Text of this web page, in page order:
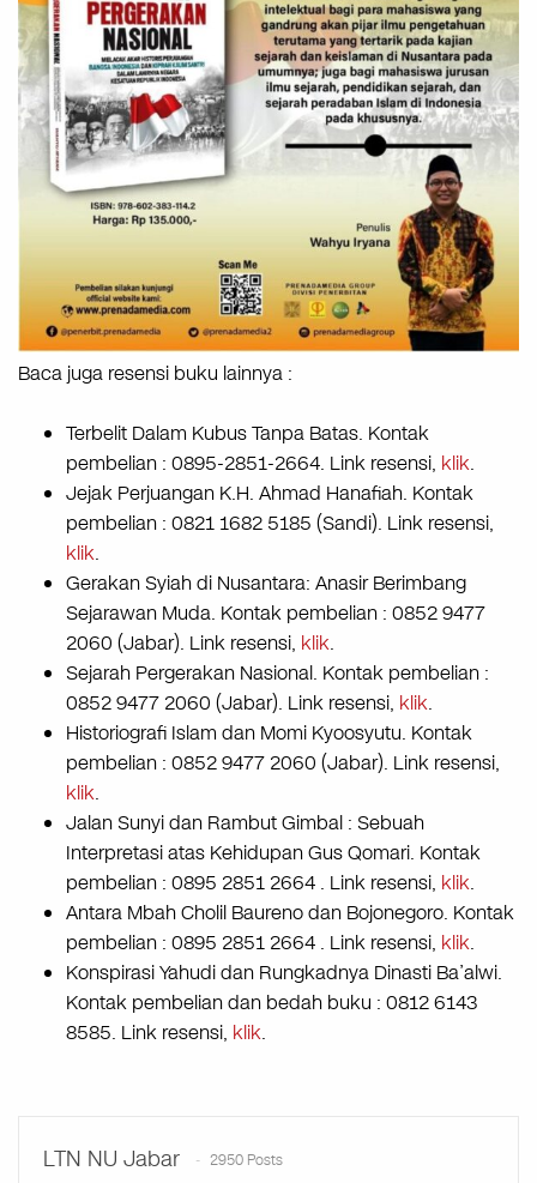
Baca juga resensi buku lainnya :
Terbelit Dalam Kubus Tanpa Batas. Kontak
pembelian : 0895-2851-2664. Link resensi, klik.
Jejak Perjuangan K.H. Ahmad Hanafiah. Kontak
pembelian : 0821 1682 5185 (Sandi). Link resensi,
klik.
Gerakan Syiah di Nusantara: Anasir Berimbang
Sejarawan Muda. Kontak pembelian : 0852 9477
2060 (Jabar). Link resensi, klik.
Sejarah Pergerakan Nasional. Kontak pembelian :
0852 9477 2060 (Jabar). Link resensi, klik.
Historiografi Islam dan Momi Kyoosyutu. Kontak
pembelian : 0852 9477 2060 (Jabar). Link resensi,
klik.
Jalan Sunyi dan Rambut Gimbal : Sebuah
Interpretasi atas Kehidupan Gus Qomari. Kontak
pembelian : 0895 2851 2664 . Link resensi, klik.
Antara Mbah Cholil Baureno dan Bojonegoro. Kontak
pembelian : 0895 2851 2664 . Link resensi, klik.
Konspirasi Yahudi dan Rungkadnya Dinasti Ba’alwi.
Kontak pembelian dan bedah buku : 0812 6143
8585. Link resensi, klik.
LTN NU Jabar 2950 Posts